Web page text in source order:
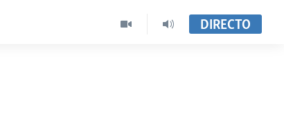
DIRECTO